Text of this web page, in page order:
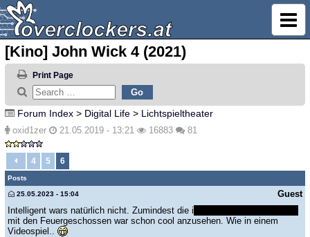
[Kino] John Wick 4 (2021)
Print Page
Forum Index > Digital Life > Lichtspieltheater
oxid1zer 21.05.2019 - 13:21 16883 81
4 5 6
Posts
Guest
25.05.2023 - 15:04
Intelligent wars natürlich nicht. Zumindest die i
mit den Feuergeschossen war schon cool anzusehen. Wie in einem
Videospiel..